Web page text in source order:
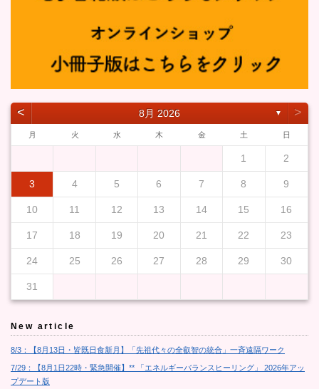
˂ 8月 2026 ▼ ˃
月 火 水 木 金 土 日
1 2
3 4 5 6 7 8 9
10 11 12 13 14 15 16
17 18 19 20 21 22 23
24 25 26 27 28 29 30
31
New article
8/3：【8月13日・皆既日食新月】「先祖代々の全叡智の統合」一斉遠隔ワーク
7/29：【8月1日22時・緊急開催】** 「エネルギーバランスヒーリング」 2026年アッ
プデート版